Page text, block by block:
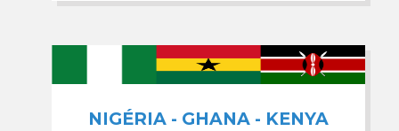
NIGÉRIA - GHANA - KENYA